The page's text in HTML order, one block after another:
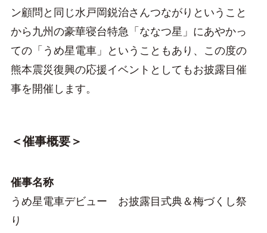
ン顧問と同じ水戸岡鋭治さんつながりということ
から九州の豪華寝台特急「ななつ星」にあやかっ
ての「うめ星電車」ということもあり、この度の
熊本震災復興の応援イベントとしてもお披露目催
事を開催します。
＜催事概要＞
催事名称
うめ星電車デビュー お披露目式典＆梅づくし祭
り